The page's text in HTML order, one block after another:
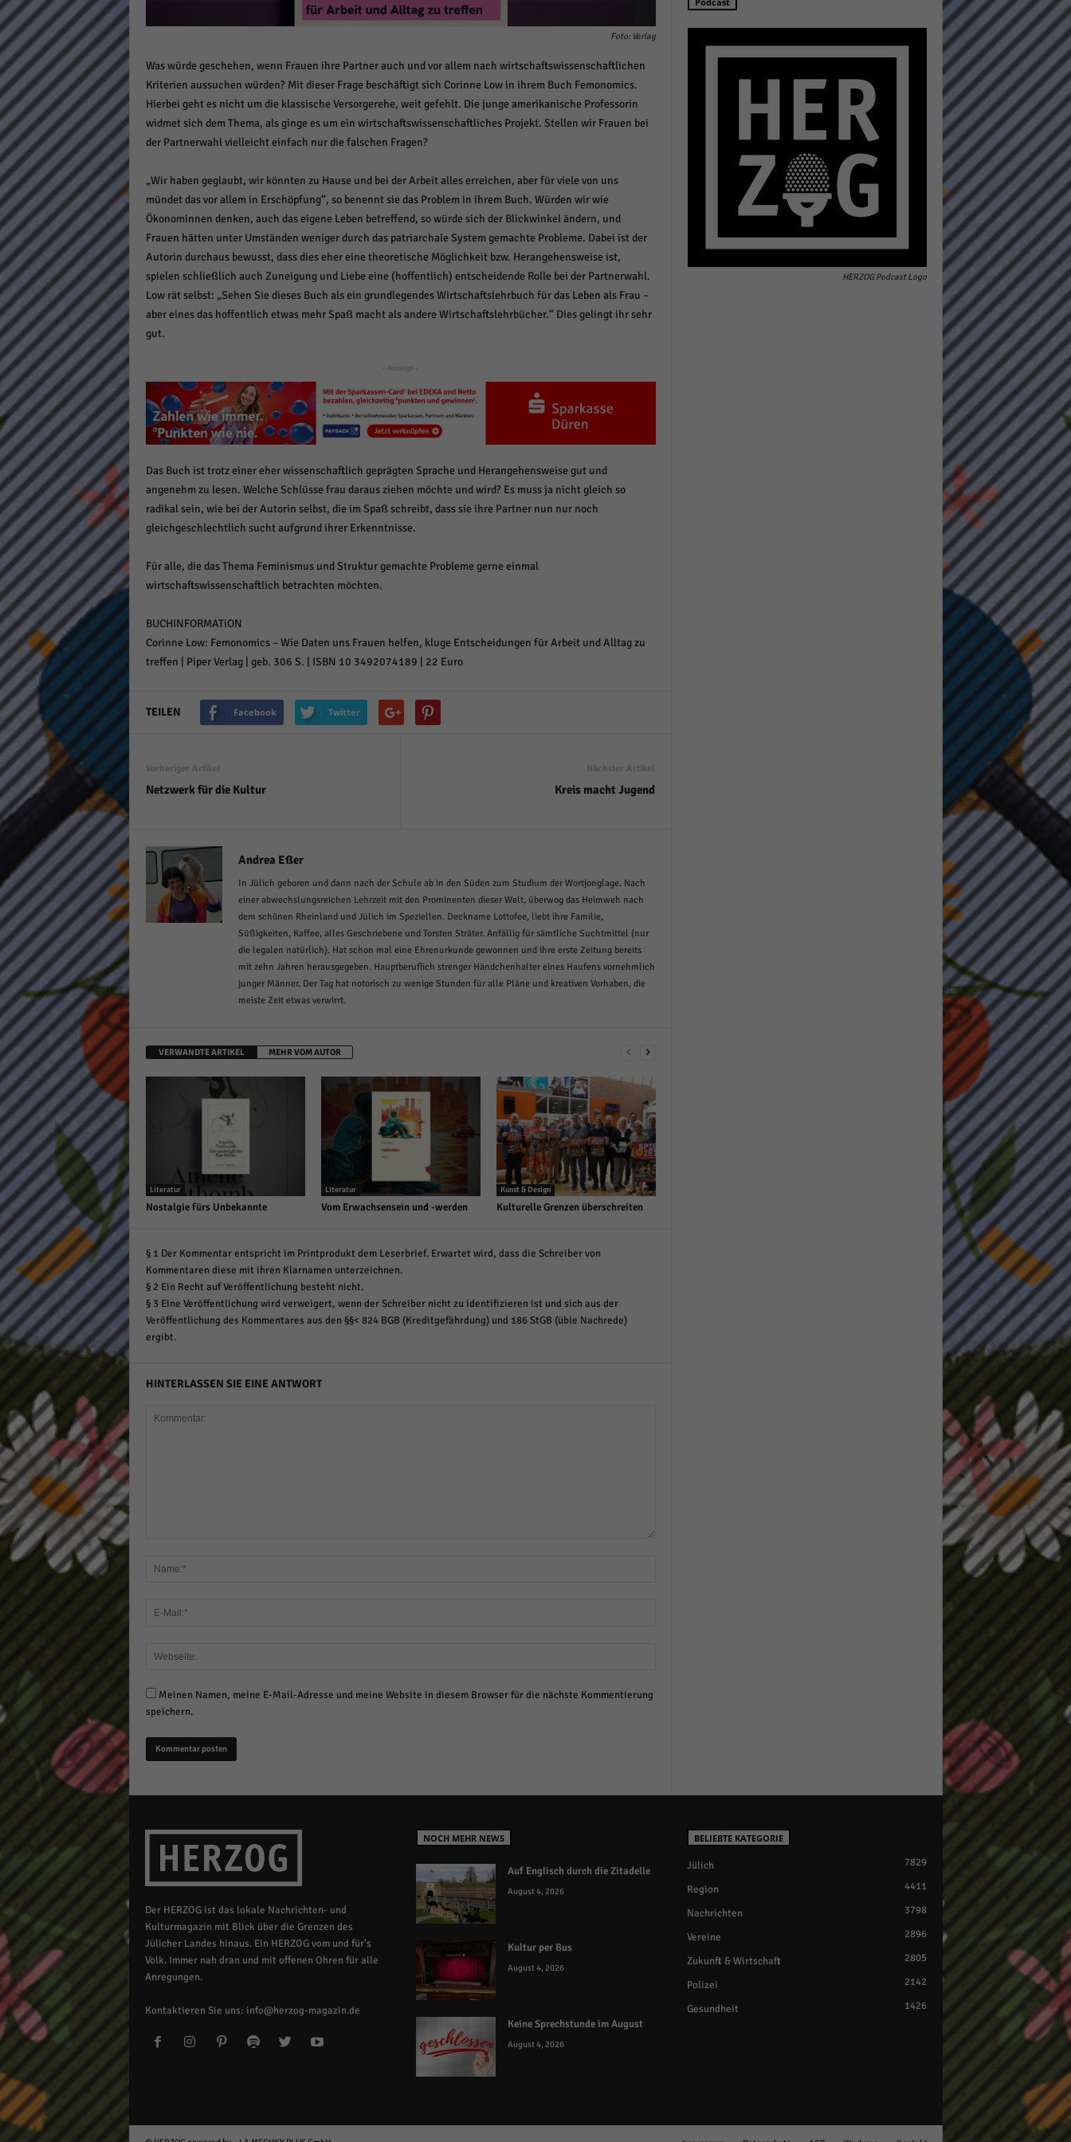
Foto: Verlag
Was würde geschehen, wenn Frauen ihre Partner auch und vor allem nach wirtschaftswissenschaftlichen
Kriterien aussuchen würden? Mit dieser Frage beschäftigt sich Corinne Low in ihrem Buch Femonomics.
Hierbei geht es nicht um die klassische Versorgerehe, weit gefehlt. Die junge amerikanische Professorin
widmet sich dem Thema, als ginge es um ein wirtschaftswissenschaftliches Projekt. Stellen wir Frauen bei
der Partnerwahl vielleicht einfach nur die falschen Fragen?
„Wir haben geglaubt, wir könnten zu Hause und bei der Arbeit alles erreichen, aber für viele von uns
mündet das vor allem in Erschöpfung“, so benennt sie das Problem in ihrem Buch. Würden wir wie
Ökonominnen denken, auch das eigene Leben betreffend, so würde sich der Blickwinkel ändern, und
Frauen hätten unter Umständen weniger durch das patriarchale System gemachte Probleme. Dabei ist der
Autorin durchaus bewusst, dass dies eher eine theoretische Möglichkeit bzw. Herangehensweise ist,
spielen schließlich auch Zuneigung und Liebe eine (hoffentlich) entscheidende Rolle bei der Partnerwahl.
Low rät selbst: „Sehen Sie dieses Buch als ein grundlegendes Wirtschaftslehrbuch für das Leben als Frau –
aber eines das hoffentlich etwas mehr Spaß macht als andere Wirtschaftslehrbücher.“ Dies gelingt ihr sehr
gut.
- Anzeige -
Das Buch ist trotz einer eher wissenschaftlich geprägten Sprache und Herangehensweise gut und
angenehm zu lesen. Welche Schlüsse frau daraus ziehen möchte und wird? Es muss ja nicht gleich so
radikal sein, wie bei der Autorin selbst, die im Spaß schreibt, dass sie ihre Partner nun nur noch
gleichgeschlechtlich sucht aufgrund ihrer Erkenntnisse.
Für alle, die das Thema Feminismus und Struktur gemachte Probleme gerne einmal
wirtschaftswissenschaftlich betrachten möchten.
BUCHINFORMATiON
Corinne Low: Femonomics – Wie Daten uns Frauen helfen, kluge Entscheidungen für Arbeit und Alltag zu
treffen | Piper Verlag | geb. 306 S. | ISBN 10 3492074189 | 22 Euro
TEILEN Facebook Twitter
Vorheriger Artikel
Netzwerk für die Kultur
Nächster Artikel
Kreis macht Jugend
Andrea Eßer
In Jülich geboren und dann nach der Schule ab in den Süden zum Studium der Wortjonglage. Nach
einer abwechslungsreichen Lehrzeit mit den Prominenten dieser Welt, überwog das Heimweh nach
dem schönen Rheinland und Jülich im Speziellen. Deckname Lottofee, liebt ihre Familie,
Süßigkeiten, Kaffee, alles Geschriebene und Torsten Sträter. Anfällig für sämtliche Suchtmittel (nur
die legalen natürlich). Hat schon mal eine Ehrenurkunde gewonnen und ihre erste Zeitung bereits
mit zehn Jahren herausgegeben. Hauptberuflich strenger Händchenhalter eines Haufens vornehmlich
junger Männer. Der Tag hat notorisch zu wenige Stunden für alle Pläne und kreativen Vorhaben, die
meiste Zeit etwas verwirrt.
VERWANDTE ARTIKEL MEHR VOM AUTOR
Literatur
Nostalgie fürs Unbekannte
Literatur
Vom Erwachsensein und -werden
Kunst & Design
Kulturelle Grenzen überschreiten
§ 1 Der Kommentar entspricht im Printprodukt dem Leserbrief. Erwartet wird, dass die Schreiber von
Kommentaren diese mit ihren Klarnamen unterzeichnen.
§ 2 Ein Recht auf Veröffentlichung besteht nicht.
§ 3 Eine Veröffentlichung wird verweigert, wenn der Schreiber nicht zu identifizieren ist und sich aus der
Veröffentlichung des Kommentares aus den §§< 824 BGB (Kreditgefährdung) und 186 StGB (üble Nachrede)
ergibt.
HINTERLASSEN SIE EINE ANTWORT
Meinen Namen, meine E-Mail-Adresse und meine Website in diesem Browser für die nächste Kommentierung
speichern.
HERZOG Podcast Logo
Der HERZOG ist das lokale Nachrichten- und
Kulturmagazin mit Blick über die Grenzen des
Jülicher Landes hinaus. Ein HERZOG vom und für's
Volk. Immer nah dran und mit offenen Ohren für alle
Anregungen.
Kontaktieren Sie uns: info@herzog-magazin.de
NOCH MEHR NEWS
Auf Englisch durch die Zitadelle
August 4, 2026
Kultur per Bus
August 4, 2026
Keine Sprechstunde im August
August 4, 2026
BELIEBTE KATEGORIE
Jülich 7829
Region 4411
Nachrichten 3798
Vereine 2896
Zukunft & Wirtschaft 2805
Polizei 2142
Gesundheit 1426
Datenschutzeinstellungen
Funktion der Website erforderlich.
Cookie-Informationen anzeigen
Statistiken (1)
Statistik Cookies erfassen Informationen anonym. Diese Informationen helfen uns zu verstehen,
Cookie-Informationen anzeigen
Marketing (1) Marketing
Marketing-Cookies werden von Drittanbietern oder Publishern verwendet, um personalisierte
Werbung anzuzeigen. Sie tun dies, indem sie Besucher über Websites hinweg verfolgen.
Cookie-Informationen anzeigen
Externe Medien (6)
keiner manuellen Einwilligung mehr.
Cookie-Informationen anzeigen
powered by Borlabs Cookie